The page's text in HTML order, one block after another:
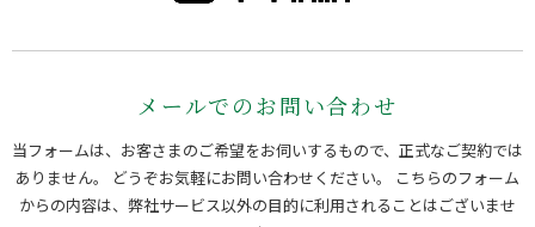
メールでのお問い合わせ
当フォームは、お客さまのご希望をお伺いするもので、正式なご契約では
ありません。 どうぞお気軽にお問い合わせください。
こちらのフォーム
からの内容は、弊社サービス以外の目的に利用されることはございませ